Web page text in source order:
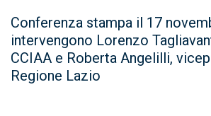
Conferenza stampa il 17
intervengono Lorenzo
CCIAA e Roberta Angelilli,
Regione Lazio